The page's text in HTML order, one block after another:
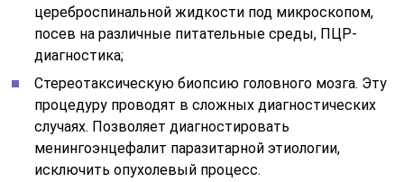
цереброспинальной жидкости под микроскопом,
посев на различные питательные среды, ПЦР-
диагностика;
Стереотаксическую биопсию головного мозга. Эту
процедуру проводят в сложных диагностических
случаях. Позволяет диагностировать
менингоэнцефалит паразитарной этиологии,
исключить опухолевый процесс.